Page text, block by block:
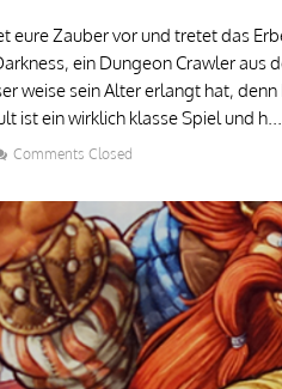
eure Zauber vor und tretet das
ein Dungeon Crawler aus
weise sein Alter erlangt hat,
ist ein wirklich klasse Spiel und h...
Comments Closed